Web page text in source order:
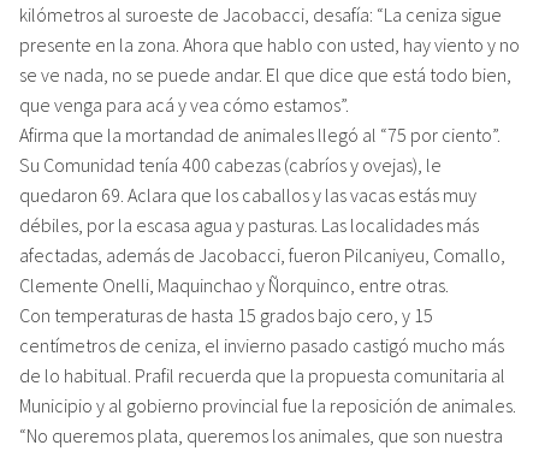
kilómetros al suroeste de Jacobacci, desafía: “La ceniza sigue
presente en la zona. Ahora que hablo con usted, hay viento y no
se ve nada, no se puede andar. El que dice que está todo bien,
que venga para acá y vea cómo estamos”.
Afirma que la mortandad de animales llegó al “75 por ciento”.
Su Comunidad tenía 400 cabezas (cabríos y ovejas), le
quedaron 69. Aclara que los caballos y las vacas estás muy
débiles, por la escasa agua y pasturas. Las localidades más
afectadas, además de Jacobacci, fueron Pilcaniyeu, Comallo,
Clemente Onelli, Maquinchao y Ñorquinco, entre otras.
Con temperaturas de hasta 15 grados bajo cero, y 15
centímetros de ceniza, el invierno pasado castigó mucho más
de lo habitual. Prafil recuerda que la propuesta comunitaria al
Municipio y al gobierno provincial fue la reposición de animales.
“No queremos plata, queremos los animales, que son nuestra